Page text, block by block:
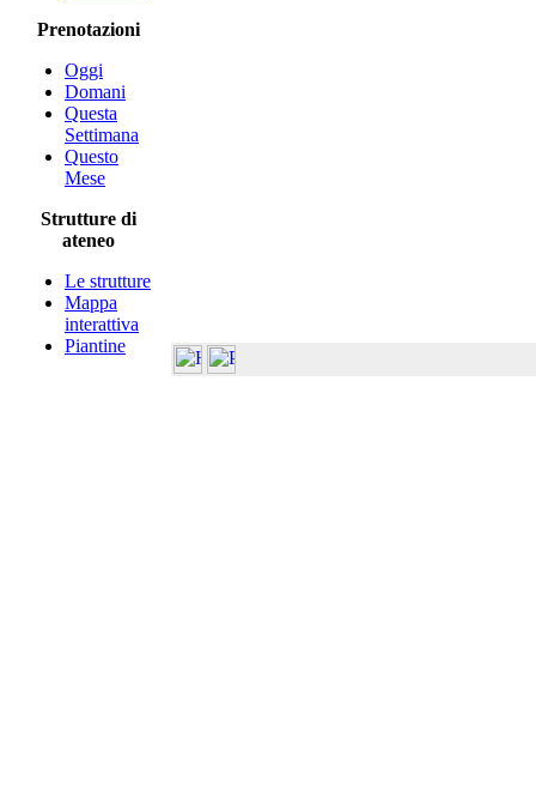
Prenotazioni
Oggi
Domani
Questa
Settimana
Questo
Mese
Strutture di
ateneo
Le strutture
Mappa
interattiva
Piantine